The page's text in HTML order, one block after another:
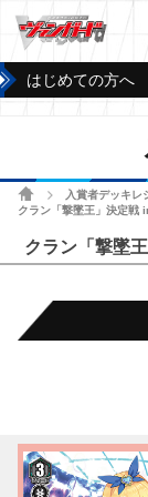
はじめての方へ
ホーム 入賞者デッキレ
クラン「撃墜王」決定戦
クラン「撃墜